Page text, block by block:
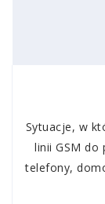
Sytuacje, w
linii GSM do
telefony,